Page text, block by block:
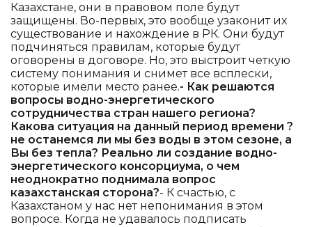
Казахстане, они в правовом поле будут
защищены. Во-первых, это вообще узаконит их
существование и нахождение в РК. Они будут
подчиняться правилам, которые будут
оговорены в договоре. Но, это выстроит четкую
систему понимания и снимет все всплески,
которые имели место ранее.- Как решаются
вопросы водно-энергетического
сотрудничества стран нашего региона?
Какова ситуация на данный период времени ?
не останемся ли мы без воды в этом сезоне, а
Вы без тепла? Реально ли создание водно-
энергетического консорциума, о чем
неоднократно поднимала вопрос
казахстанская сторона?- К счастью, с
Казахстаном у нас нет непонимания в этом
вопросе. Когда не удавалось подписать